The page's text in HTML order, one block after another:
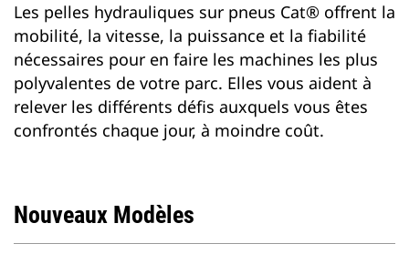
Les pelles hydrauliques sur pneus Cat® offrent la
mobilité, la vitesse, la puissance et la fiabilité
nécessaires pour en faire les machines les plus
polyvalentes de votre parc. Elles vous aident à
relever les différents défis auxquels vous êtes
confrontés chaque jour, à moindre coût.
Nouveaux Modèles